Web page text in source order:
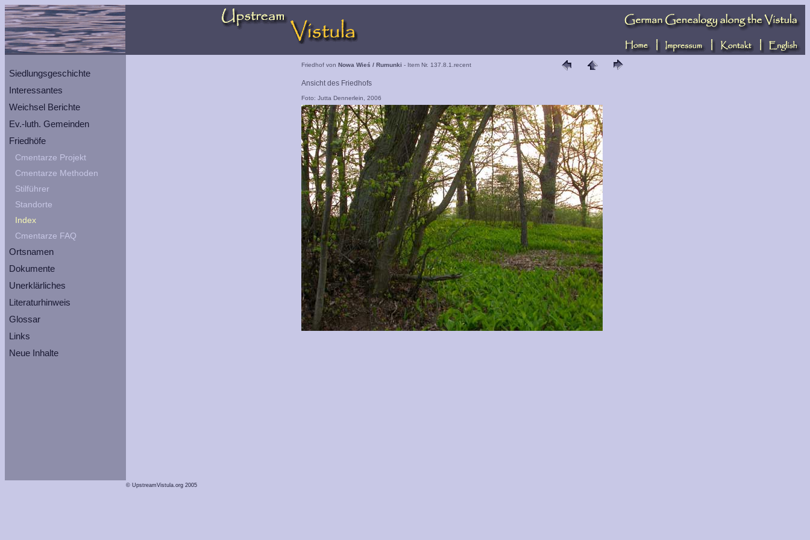
Siedlungsgeschichte
Interessantes
Weichsel Berichte
Ev.-luth. Gemeinden
Friedhöfe
Cmentarze Projekt
Cmentarze Methoden
Stilführer
Standorte
Index
Cmentarze FAQ
Ortsnamen
Dokumente
Unerklärliches
Literaturhinweis
Glossar
Links
Neue Inhalte
Friedhof von Nowa Wieś / Rumunki - Item Nr. 137.8.1.recent
Ansicht des Friedhofs
Foto: Jutta Dennerlein, 2006
© UpstreamVistula.org 2005